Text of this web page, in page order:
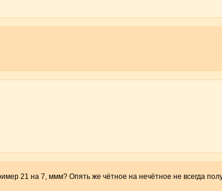
21 на 7, ммм? Опять же чётное на нечётное не всегда